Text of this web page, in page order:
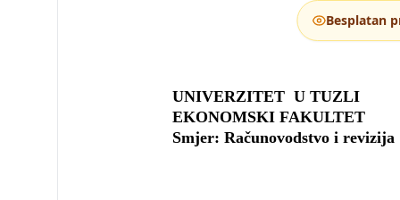
UNIVERZITET U TUZLI
EKONOMSKI FAKULTET
Smjer: Računovodstvo i revizija
Besplatan